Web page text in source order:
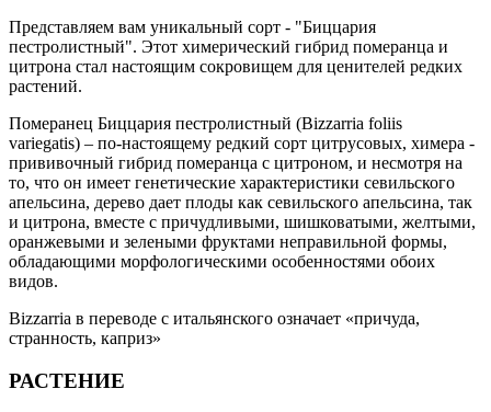
Представляем вам уникальный сорт - "Биццария
пестролистный". Этот химерический гибрид померанца и
цитрона стал настоящим сокровищем для ценителей редких
растений.
Померанец Биццария пестролистный (Bizzarria foliis
variegatis) – по-настоящему редкий сорт цитрусовых, химера -
прививочный гибрид померанца с цитроном, и несмотря на
то, что он имеет генетические характеристики севильского
апельсина, дерево дает плоды как севильского апельсина, так
и цитрона, вместе с причудливыми, шишковатыми, желтыми,
оранжевыми и зелеными фруктами неправильной формы,
обладающими морфологическими особенностями обоих
видов.
Bizzarria в переводе с итальянского означает «причуда,
странность, каприз»
РАСТЕНИЕ